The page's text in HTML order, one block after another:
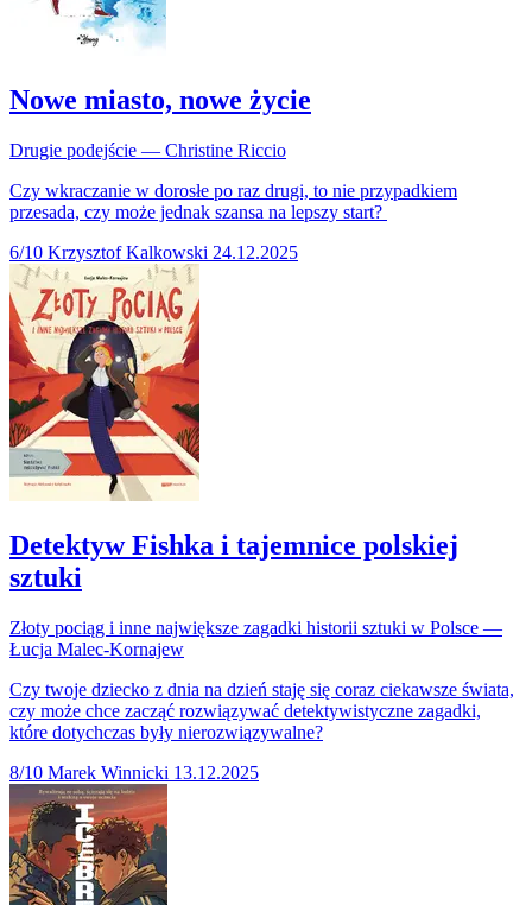
Nowe miasto, nowe życie
Drugie podejście — Christine Riccio
Czy wkraczanie w dorosłe po raz drugi, to nie przypadkiem
przesada, czy może jednak szansa na lepszy start?
6/10 Krzysztof Kalkowski 24.12.2025
Detektyw Fishka i tajemnice polskiej
sztuki
Złoty pociąg i inne największe zagadki historii sztuki w Polsce —
Łucja Malec-Kornajew
Czy twoje dziecko z dnia na dzień staję się coraz ciekawsze świata,
czy może chce zacząć rozwiązywać detektywistyczne zagadki,
które dotychczas były nierozwiązywalne?
8/10 Marek Winnicki 13.12.2025